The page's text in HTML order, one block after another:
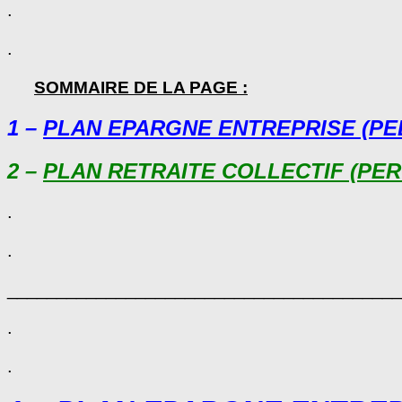
.
.
SOMMAIRE DE LA PAGE :
1 – PLAN EPARGNE ENTREPRISE
2 – PLAN RETRAITE COLLECTIF
.
.
.
.